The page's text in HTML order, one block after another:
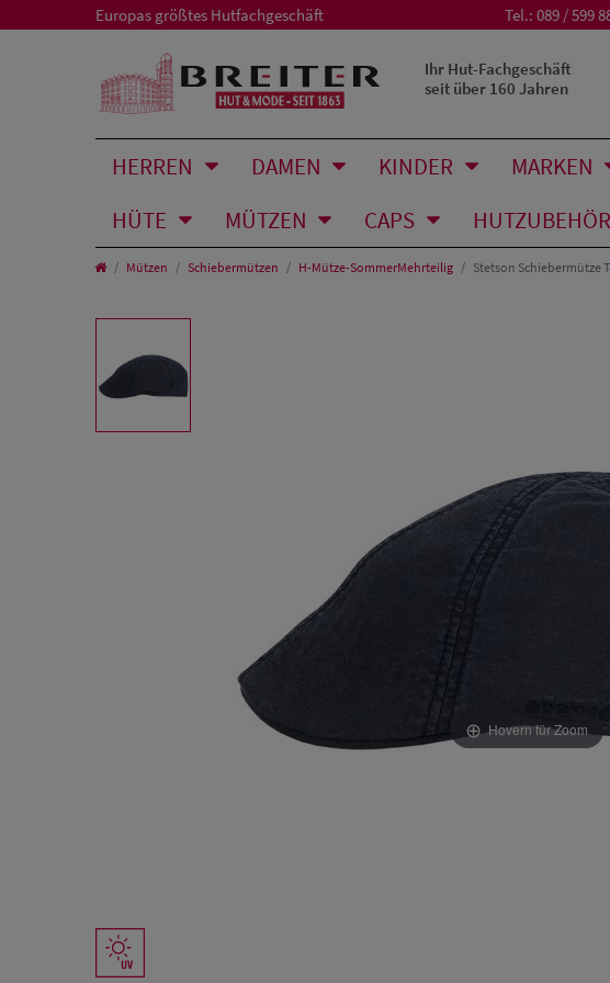
Europas größtes Hutfachgeschäft Tel.: 089 / 599
Ihr Hut-Fachgeschäft
seit über 160 Jahren
HERREN DAMEN KINDER MARKEN
HÜTE
MÜTZEN CAPS HUTZUBEHÖR
Mützen Schiebermützen H-Mütze-SommerMehrteilig Stetson Schiebermütze
Hovern für Zoom